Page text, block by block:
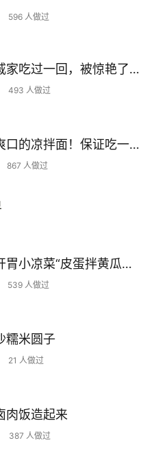
596 人做过
家吃过一回，被惊艳了…
493 人做过
酸辣爽口的凉拌面！保证吃一次就上瘾
867 人做过
夏日开胃小凉菜“皮蛋拌黄瓜🥒”开胃减脂
539 人做过
糯米圆子
21 人做过
肉饭造起来
387 人做过